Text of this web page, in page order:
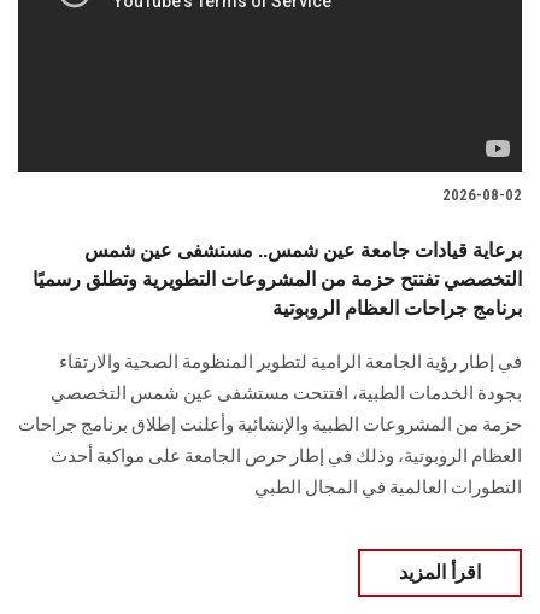
الموظفون
الزائـرون
سجل الان
2026-08-02
برعاية قيادات جامعة عين شمس.. مستشفى عين شمس
التخصصي تفتتح حزمة من المشروعات التطويرية وتطلق رسميًا
برنامج جراحات العظام الروبوتية
في إطار رؤية الجامعة الرامية لتطوير المنظومة الصحية والارتقاء
بجودة الخدمات الطبية، افتتحت مستشفى عين شمس التخصصي
حزمة من المشروعات الطبية والإنشائية وأعلنت إطلاق برنامج جراحات
العظام الروبوتية، وذلك في إطار حرص الجامعة على مواكبة أحدث
التطورات العالمية في المجال الطبي
اقرأ المزيد